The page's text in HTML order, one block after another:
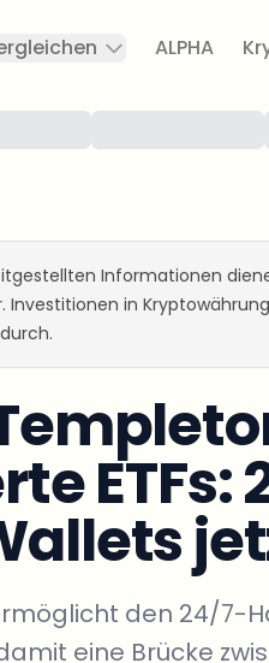
ALPHA
Informationen
Investitionen in
ETFs:
den 24/7-
eine Brücke